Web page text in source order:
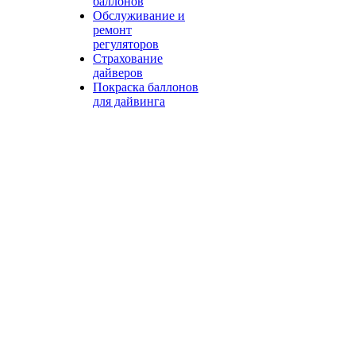
Обслуживание и
ремонт
регуляторов
Страхование
дайверов
Покраска баллонов
для дайвинга